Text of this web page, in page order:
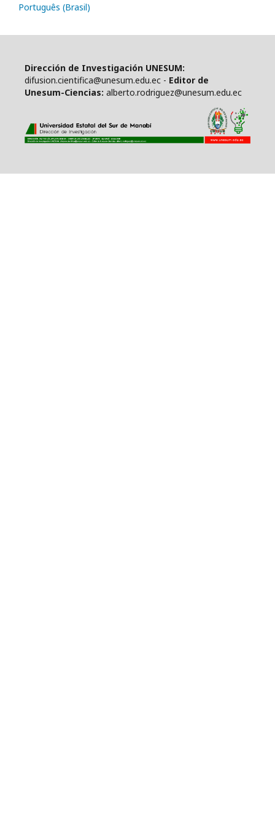
Português (Brasil)
Dirección de Investigación UNESUM:
difusion.cientifica@unesum.edu.ec - Editor de
Unesum-Ciencias: alberto.rodriguez@unesum.edu.ec